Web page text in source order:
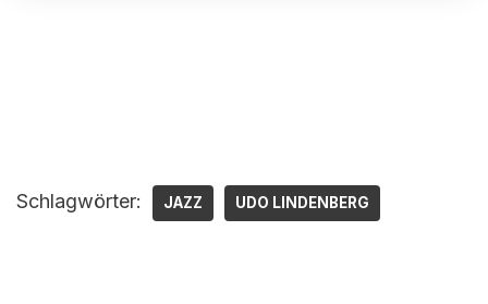
Schlagwörter: JAZZ UDO LINDENBERG